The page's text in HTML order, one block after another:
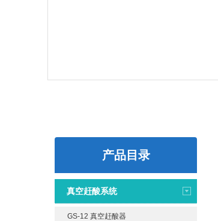
产品目录
真空赶酸系统
GS-12 真空赶酸器